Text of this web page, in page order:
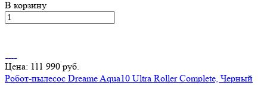
В корзину
Цена: 111 990 руб.
Робот-пылесос Dreame Aqua10 Ultra Roller Complete, Черный